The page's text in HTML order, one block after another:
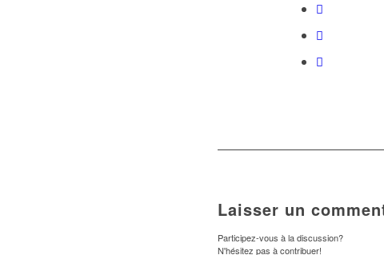
Laisser un
Participez-vous à la discussion?
N'hésitez pas à contribuer!